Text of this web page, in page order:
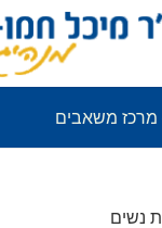
מרכז משאבים